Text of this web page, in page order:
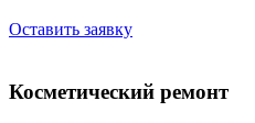
Оставить заявку
Косметический ремонт